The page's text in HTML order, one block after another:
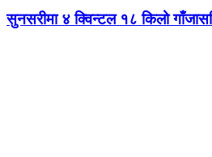
सुनसरीमा ४ क्विन्टल १८ किलो